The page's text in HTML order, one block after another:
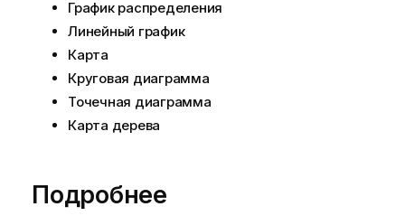
График распределения
Линейный график
Карта
Круговая диаграмма
Точечная диаграмма
Карта дерева
Подробнее